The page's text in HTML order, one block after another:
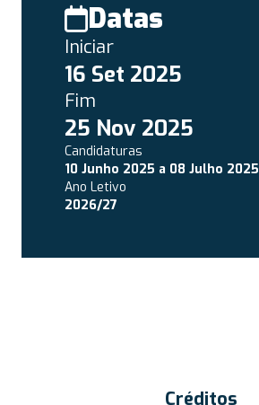
Datas
Iniciar
16 Set 2025
Fim
25 Nov 2025
Candidaturas
10 Junho 2025 a 08 Julho 2025
Ano Letivo
2026/27
Créditos